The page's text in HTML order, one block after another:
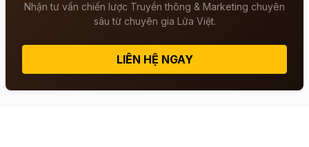
Nhận tư vấn chiến lược Truyền thông & Marketing chuyên
sâu từ chuyên gia Lửa Việt.
LIÊN HỆ NGAY